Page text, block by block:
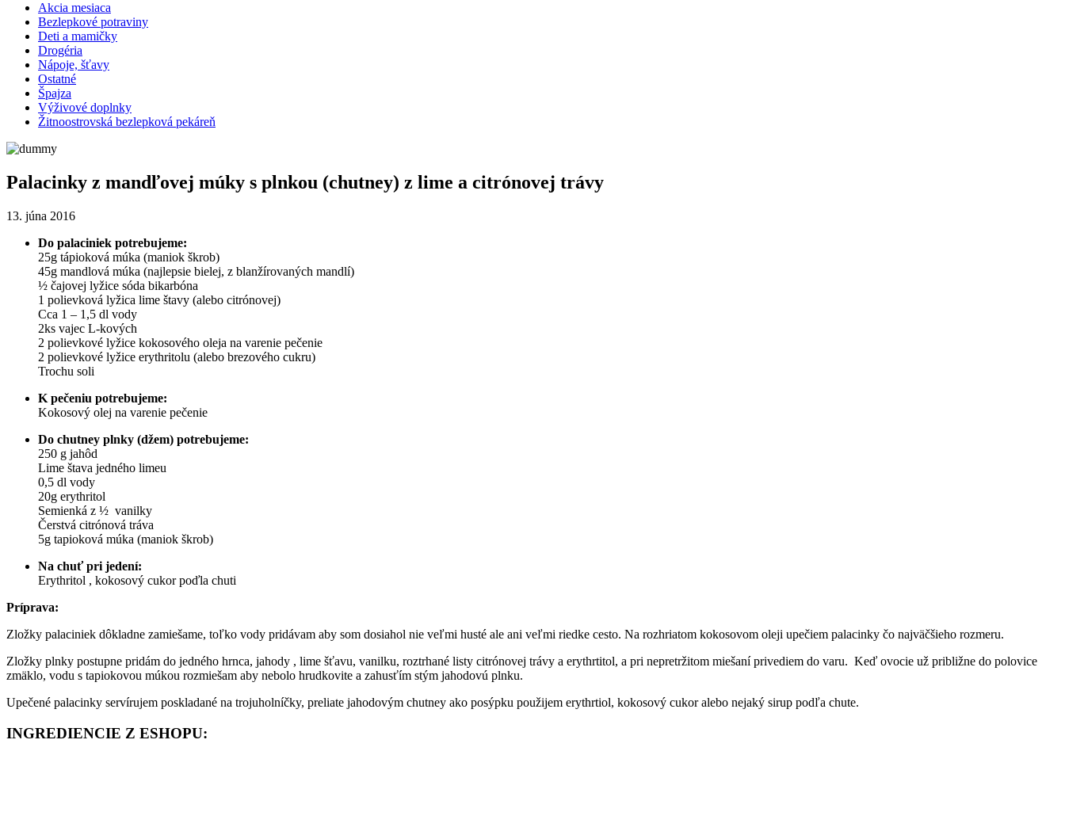
Akcia mesiaca
Bezlepkové potraviny
Deti a mamičky
Drogéria
Nápoje, šťavy
Ostatné
Špajza
Výživové doplnky
Žitnoostrovská bezlepková pekáreň
Palacinky z mandľovej múky s plnkou (chutney) z lime a citrónovej trávy
13. júna 2016
Do palaciniek potrebujeme:
25g tápioková múka (maniok škrob)
45g mandlová múka (najlepsie bielej, z blanžírovaných mandlí)
½ čajovej lyžice sóda bikarbóna
1 polievková lyžica lime štavy (alebo citrónovej)
Cca 1 – 1,5 dl vody
2ks vajec L-kových
2 polievkové lyžice kokosového oleja na varenie pečenie
2 polievkové lyžice erythritolu (alebo brezového cukru)
Trochu soli
K pečeniu potrebujeme:
Kokosový olej na varenie pečenie
Do chutney plnky (džem) potrebujeme:
250 g jahôd
Lime štava jedného limeu
0,5 dl vody
20g erythritol
Semienká z ½ vanilky
Čerstvá citrónová tráva
5g tapioková múka (maniok škrob)
Na chuť pri jedení:
Erythritol , kokosový cukor poďla chuti
Príprava:
Zložky palaciniek dôkladne zamiešame, toľko vody pridávam aby som dosiahol nie veľmi husté ale ani veľmi riedke cesto. Na rozhriatom kokosovom oleji upečiem palacinky čo najväčšieho rozmeru.
Zložky plnky postupne pridám do jedného hrnca, jahody , lime šťavu, vanilku, roztrhané listy citrónovej trávy a erythrtitol, a pri nepretržitom miešaní privediem do varu. Keď ovocie už približne do polovice
zmäklo, vodu s tapiokovou múkou rozmiešam aby nebolo hrudkovite a zahusťím stým jahodovú plnku.
Upečené palacinky servírujem poskladané na trojuholníčky, preliate jahodovým chutney ako posýpku použijem erythrtiol, kokosový cukor alebo nejaký sirup podľa chute.
INGREDIENCIE Z ESHOPU: